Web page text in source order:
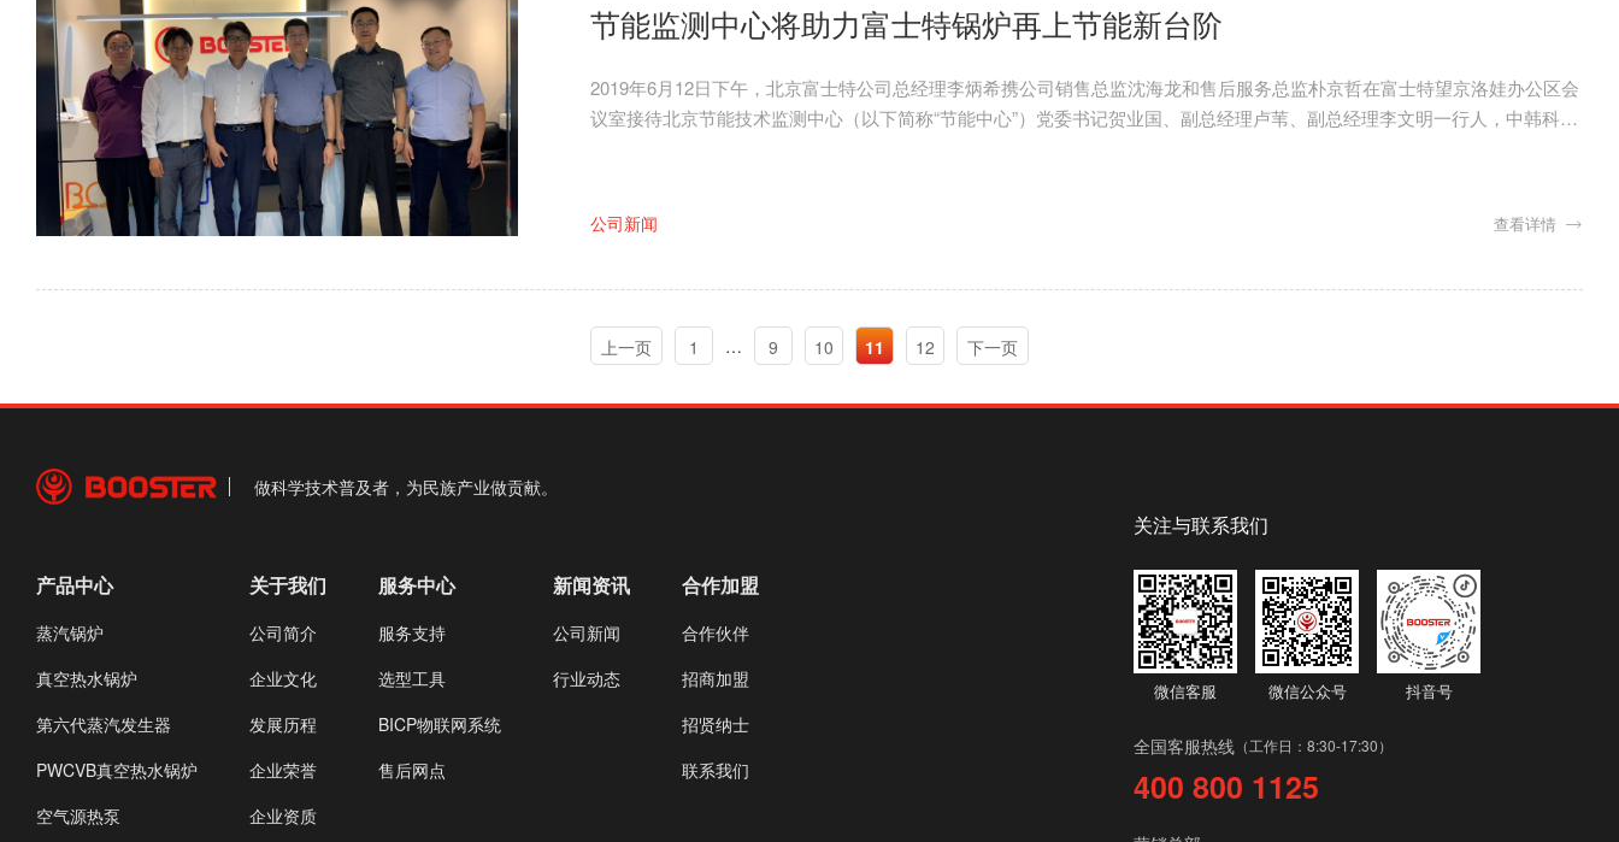
节能监测中心将助力富士特锅炉再上节能新台阶
2019年6月12日下午，北京富士特公司总经理李炳希携公司销售总监沈海龙和售后服务总监朴京哲在富士特望京洛娃办公区会
议室接待北京节能技术监测中心（以下简称“节能中心”）党委书记贺业国、副总经理卢苇、副总经理李文明一行人，中韩科创
公司新闻 查看详情
上一页 1 … 9 10 11 12 下一页
做科学技术普及者，为民族产业做贡献。
产品中心
蒸汽锅炉
真空热水锅炉
第六代蒸汽发生器
PWCVB真空热水锅炉
空气源热泵
关于我们
公司简介
企业文化
发展历程
企业荣誉
企业资质
服务中心
服务支持
选型工具
BICP物联网系统
售后网点
新闻资讯
公司新闻
行业动态
合作加盟
合作伙伴
招商加盟
招贤纳士
联系我们
关注与联系我们
微信客服 微信公众号 抖音号
全国客服热线 （工作日：8:30-17:30）
400 800 1125